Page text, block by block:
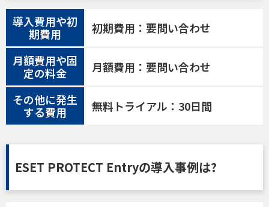
導入費用や初
期費用
初期費用：要問い合わせ
月額費用や固
定の料金
月額費用：要問い合わせ
その他に発生
する費用
無料トライアル：30日間
ESET PROTECT Entryの導入事例は?